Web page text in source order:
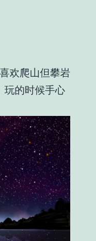
欢爬山但攀岩
玩的时候手心